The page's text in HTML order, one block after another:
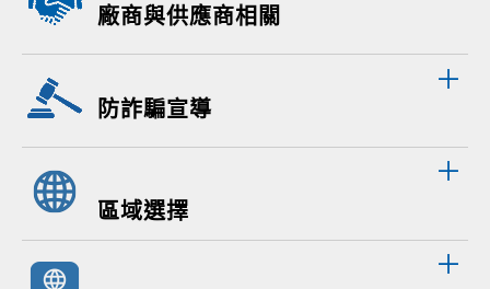
廠商與供應商相關
防詐騙宣導
區域選擇